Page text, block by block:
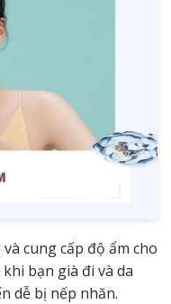
cung cấp độ ẩm cho
bạn già đi và da
dễ bị nếp nhăn.